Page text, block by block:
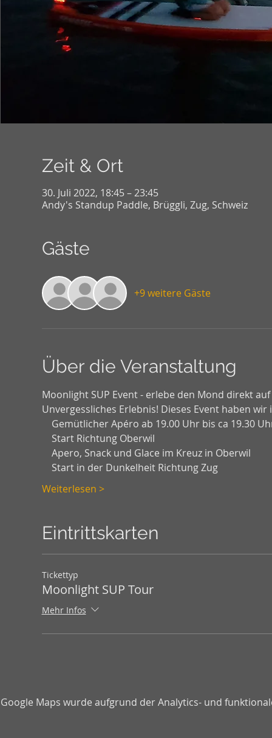
Zeit & Ort
30. Juli 2022, 18:45 – 23:45
Andy's Standup Paddle, Brüggli, Zug, Schweiz
Gäste
+9 weitere Gäste
Über die Veranstaltung
Moonlight SUP Event - erlebe den Mond direkt
Unvergessliches Erlebnis! Dieses Event haben wir
Gemütlicher Apéro ab 19.00 Uhr bis ca 19.30
Start Richtung Oberwil
Apero, Snack und Glace im Kreuz in Oberwil
Start in der Dunkelheit Richtung Zug
Weiterlesen >
Eintrittskarten
Tickettyp
Moonlight SUP Tour
Mehr Infos
Google Maps wurde aufgrund der Analytics- und